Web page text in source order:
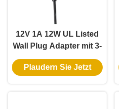
12V 1A 12W UL Listed
Wall Plug Adapter mit 3-
Jahres-Garantie und
mehrfachen Schutz
Plaudern Sie Jetzt